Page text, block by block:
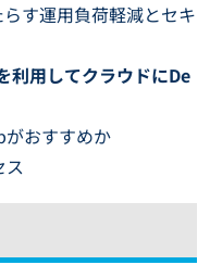
す運用負荷軽減とセキ
利用してクラウドにDe
おすすめか
ス